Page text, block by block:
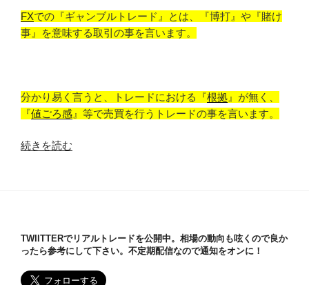
FXでの『ギャンブルトレード』とは、『博打』や『賭け
事』を意味する取引の事を言います。
分かり易く言うと、トレードにおける『根拠 』が無く、
『値ごろ感 』等で売買を行うトレードの事を言います。
“FX
ブ
ト
続きを読む
TWIITTERでリアルトレードを公開中。相場の動向も呟くので良か
ったら参考にして下さい。不定期配信なので通知をオンに！